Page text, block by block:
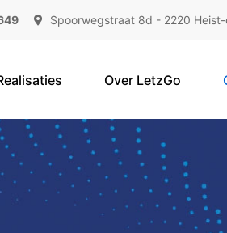
Spoorwegstraat 8d - 2220
Over LetzGo